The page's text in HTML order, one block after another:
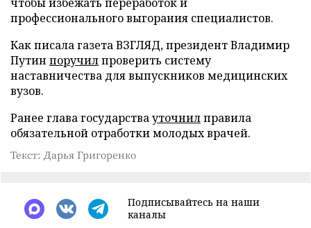
профессионального выгорания специалистов.
Как писала газета ВЗГЛЯД, президент Владимир
Путин поручилпроверить систему
наставничества для выпускников медицинских
вузов.
Ранее глава государствауточнилправила
обязательной отработки молодых врачей.
Текст: Дарья Григоренко
Подписывайтесь на наши
каналы